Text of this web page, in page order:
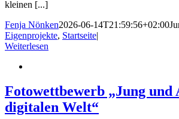
kleinen [...]
Fenja Nönken2026-06-14T21:59:56+02:00
Eigenprojekte, Startseite|
Weiterlesen
Fotowettbewerb „Jung
digitalen Welt“